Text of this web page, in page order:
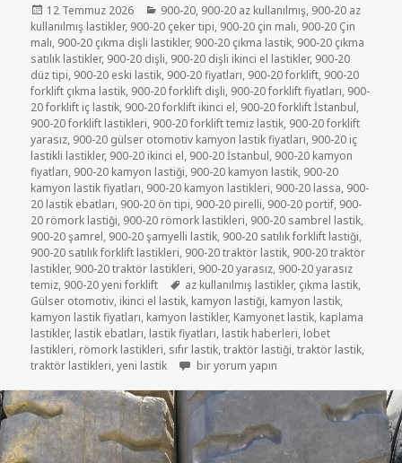
Yayın
tarihi
12 Temmuz 2026 Kategoriler
900-20, 900-20 az kullanılmış, 900-20 az
kullanılmış lastikler, 900-20 çeker tipi, 900-20 çin malı, 900-20 Çin
malı, 900-20 çıkma dişli lastikler, 900-20 çıkma lastik, 900-20 çıkma
satılık lastikler, 900-20 dişli, 900-20 dişli ikinci el lastikler, 900-20
düz tipi, 900-20 eski lastik, 900-20 fiyatları, 900-20 forklift, 900-20
forklift çıkma lastik, 900-20 forklift dişli, 900-20 forklift fiyatları, 900-
20 forklift iç lastik, 900-20 forklift ikinci el, 900-20 forklift İstanbul,
900-20 forklift lastikleri, 900-20 forklift temiz lastik, 900-20 forklift
yarasız, 900-20 gülser otomotiv kamyon lastik fiyatları, 900-20 iç
lastikli lastikler, 900-20 ikinci el, 900-20 İstanbul, 900-20 kamyon
fiyatları, 900-20 kamyon lastiği, 900-20 kamyon lastik, 900-20
kamyon lastik fiyatları, 900-20 kamyon lastikleri, 900-20 lassa, 900-
20 lastik ebatları, 900-20 ön tipi, 900-20 pirelli, 900-20 portif, 900-
20 römork lastiği, 900-20 römork lastikleri, 900-20 sambrel lastik,
900-20 şamrel, 900-20 şamyelli lastik, 900-20 satılık forklift lastiği,
900-20 satılık forklift lastikleri, 900-20 traktör lastik, 900-20 traktör
lastikler, 900-20 traktör lastikleri, 900-20 yarasız, 900-20 yarasız
temiz, 900-20 yeni forklift Etiketler
az kullanılmış lastikler, çıkma lastik,
Gülser otomotiv, ikinci el lastik, kamyon lastiği, kamyon lastik,
kamyon lastik fiyatları, kamyon lastikler, Kamyonet lastik, kaplama
lastikler, lastik ebatları, lastik fiyatları, lastik haberleri, lobet
lastikleri, römork lastikleri, sıfır lastik,traktör lastiği,traktör lastik,
traktör lastikleri,yeni lastik SATILIK 900-20 YENİ AYARINDA AZ
bir yorum yapın